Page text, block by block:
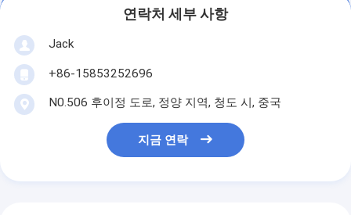
연락처 세부 사항
Jack
+86-15853252696
N0.506 후이정 도로, 정양 지역, 청도 시, 중국
지금 연락